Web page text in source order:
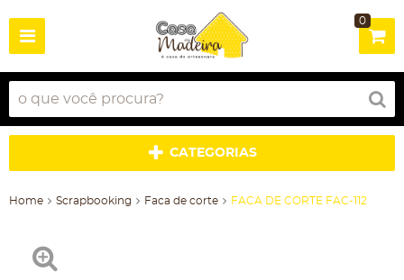
0
CATEGORIAS
Home Scrapbooking Faca de corte FACA DE CORTE FAC-112